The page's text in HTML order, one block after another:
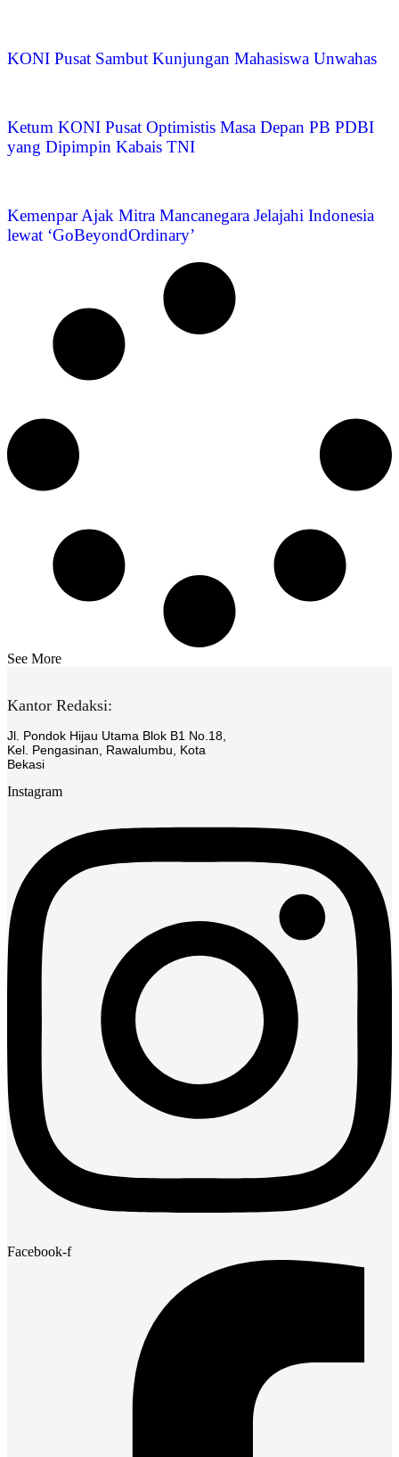
KONI Pusat Sambut Kunjungan Mahasiswa Unwahas
Ketum KONI Pusat Optimistis Masa Depan PB PDBI
yang Dipimpin Kabais TNI
Kemenpar Ajak Mitra Mancanegara Jelajahi Indonesia
lewat ‘GoBeyondOrdinary’
See More
Kantor Redaksi:
Jl. Pondok Hijau Utama Blok B1 No.18,
Kel. Pengasinan, Rawalumbu, Kota
Bekasi
Instagram
Facebook-f